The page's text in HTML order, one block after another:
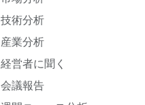
技術分析
産業分析
経営者に聞く
会議報告